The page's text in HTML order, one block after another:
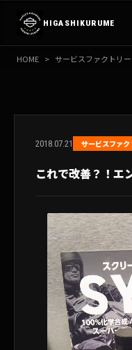
ス
HIGASHIKURUME
HOME > サービスファクトリー
2018.07.21 サービスファク
これで改善？！エ